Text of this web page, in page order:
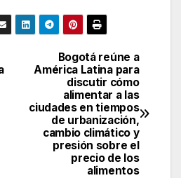
Bogotá reúne a
América Latina para
discutir cómo
alimentar a las
ciudades en tiempos
de urbanización,
cambio climático y
presión sobre el
precio de los
alimentos